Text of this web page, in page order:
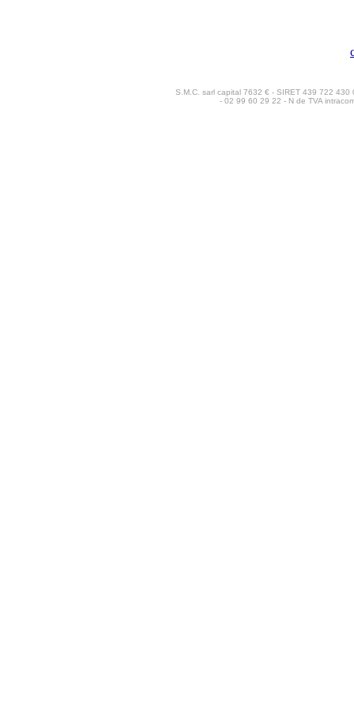
S.M.C. sarl capital 7632 € - SIRET 439 722
- 02 99 60 29 22 - N de TVA